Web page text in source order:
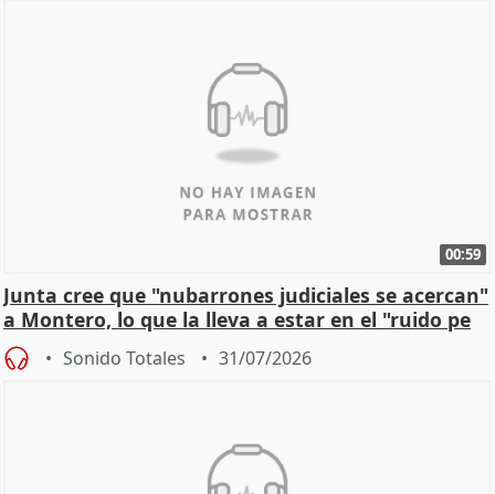
00:59
Junta cree que "nubarrones judiciales se acercan"
a Montero, lo que la lleva a estar en el "ruido pe
Sonido Totales 31/07/2026